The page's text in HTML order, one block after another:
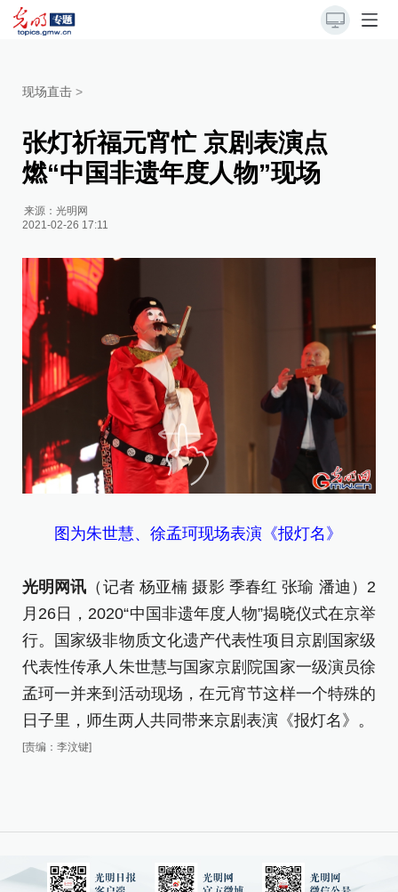
现场直击 >
张灯祈福元宵忙 京剧表演点
燃“中国非遗年度人物”现场
来源：光明网
2021-02-26 17:11
图为朱世慧、徐孟珂现场表演《报灯名》
光明网讯 （记者 杨亚楠 摄影 季春红 张瑜 潘迪）2
月26日，2020“中国非遗年度人物”揭晓仪式在京举
行。国家级非物质文化遗产代表性项目京剧国家级
代表性传承人朱世慧与国家京剧院国家一级演员徐
孟珂一并来到活动现场，在元宵节这样一个特殊的
日子里，师生两人共同带来京剧表演《报灯名》。
[责编：李汶键]